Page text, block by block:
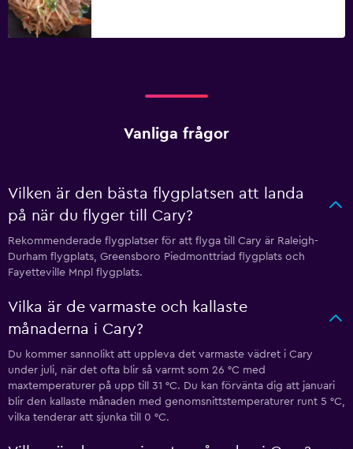
Vanliga frågor
Vilken är den bästa flygplatsen att landa
på när du flyger till Cary?
Rekommenderade flygplatser för att flyga till Cary är Raleigh-
Durham flygplats, Greensboro Piedmonttriad flygplats och
Fayetteville Mnpl flygplats.
Vilka är de varmaste och kallaste
månaderna i Cary?
Du kommer sannolikt att uppleva det varmaste vädret i Cary
under juli, när det ofta blir så varmt som 26 °C med
maxtemperaturer på upp till 31 °C. Du kan förvänta dig att januari
blir den kallaste månaden med genomsnittstemperaturer runt 5 °C,
vilka tenderar att sjunka till 0 °C.